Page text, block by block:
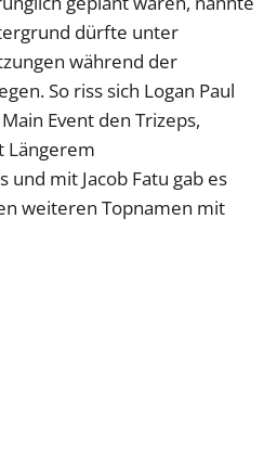
dürfte unter
während der
So riss sich Logan Paul
Event den Trizeps,
Längerem
und mit Jacob Fatu gab es
weiteren Topnamen mit